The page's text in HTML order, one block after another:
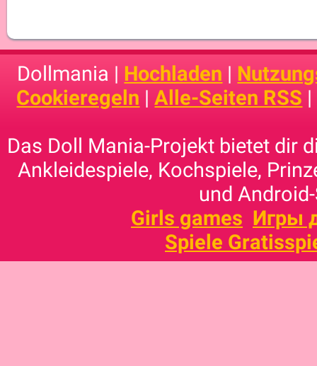
Dollmania | Hochladen |
Cookieregeln |Alle-Seiten RSS |
Das Doll Mania-Projekt bietet dir
Ankleidespiele, Kochspiele,
und
Girls games Игры
Spiele